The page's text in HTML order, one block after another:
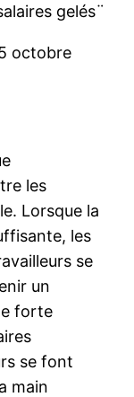
gelés¨
octobre
les
Lorsque la
les
se
un
forte
se font
main